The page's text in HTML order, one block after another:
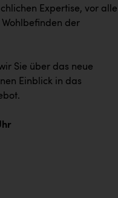
Expertise, vor
der
Sie über das neue
Einblick in das